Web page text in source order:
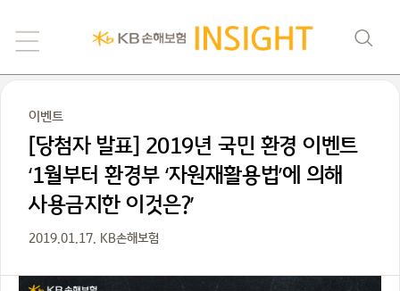
이벤트
[당첨자 발표] 2019년 국민 환경 이벤트
‘1월부터 환경부 ‘자원재활용법’에 의해
사용금지한 이것은?’
2019.01.17. KB손해보험